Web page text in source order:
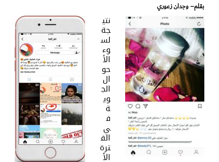
بقلم– وجدان زعوري
نتي
جة
لس
وء
الأ
حو
ال
الج
وي
ة
ف
ي
الف
ترة
الأ